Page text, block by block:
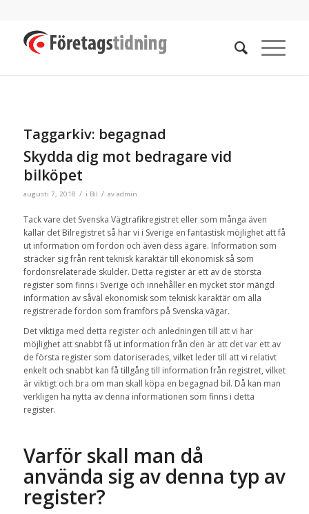
Taggarkiv: begagnad
Skydda dig mot bedragare vid
bilköpet
augusti 7, 2018 / i Bil / av admin
Tack vare det Svenska Vägtrafikregistret eller som många även
kallar det Bilregistret så har vi i Sverige en fantastisk möjlighet att få
ut information om fordon och även dess ägare. Information som
sträcker sig från rent teknisk karaktär till ekonomisk så som
fordonsrelaterade skulder. Detta register är ett av de största
register som finns i Sverige och innehåller en mycket stor mängd
information av såväl ekonomisk som teknisk karaktär om alla
registrerade fordon som framförs på Svenska vägar.
Det viktiga med detta register och anledningen till att vi har
möjlighet att snabbt få ut information från den är att det var ett av
de första register som datoriserades, vilket leder till att vi relativt
enkelt och snabbt kan få tillgång till information från registret, vilket
är viktigt och bra om man skall köpa en begagnad bil. Då kan man
verkligen ha nytta av denna informationen som finns i detta
register.
Varför skall man då
använda sig av denna typ av
register?